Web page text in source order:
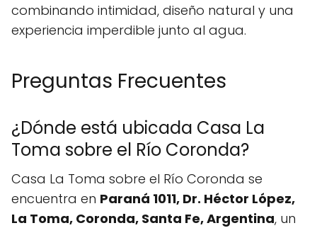
combinando intimidad, diseño natural y una
experiencia imperdible junto al agua.
Preguntas Frecuentes
¿Dónde está ubicada Casa La
Toma sobre el Río Coronda?
Casa La Toma sobre el Río Coronda se
encuentra en Paraná 1011, Dr. Héctor López,
La Toma, Coronda, Santa Fe, Argentina, un